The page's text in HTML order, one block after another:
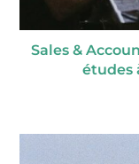
Sales &
études